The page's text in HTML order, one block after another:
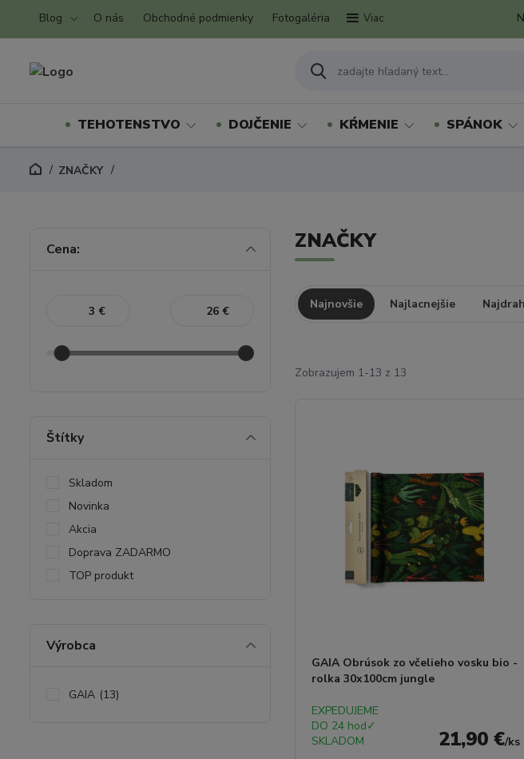
Blog O nás Obchodné podmienky Fotogaléria Viac
TEHOTENSTVO DOJČENIE KŔMENIE SPÁNOK
ZNAČKY
ZNAČKY
Najnovšie Najlacnejšie
Zobrazujem 1-13 z 13
GAIA Obrúsok zo včelieho vosku bio -
rolka 30x100cm jungle
21,90 €/ks
EXPEDUJEME
DO 24 hod✓
SKLADOM
Cena:
€ €
Štítky
Skladom
Novinka
Akcia
Doprava ZADARMO
TOP produkt
Výrobca
GAIA (13)